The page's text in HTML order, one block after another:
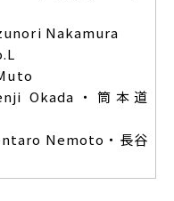
Nakamura
Okada・筒本道
Nemoto・長谷